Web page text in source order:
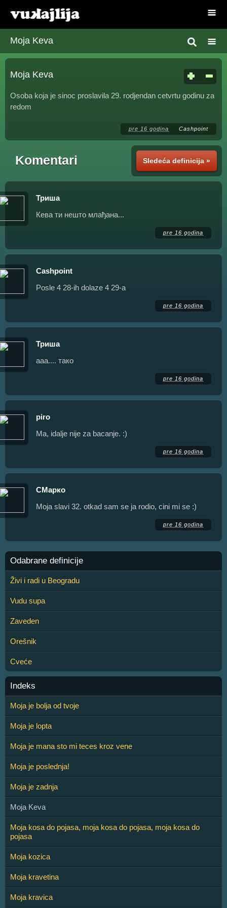
Moja Keva
Moja Keva
Osoba koja je sinoc proslavila 29. rodjendan cetvrtu godinu za
redom
pre 16 godina Cashpoint
Sledeća definicija »
Komentari
Триша
Кева ти нешто млађана...
pre 16 godina
Cashpoint
Posle 4 28-ih dolaze 4 29-a
pre 16 godina
Триша
ааа.... тако
pre 16 godina
piro
Ma, idalje nije za bacanje. :)
pre 16 godina
СМарко
Moja slavi 32. otkad sam se ja rodio, cini mi se :)
pre 16 godina
Odabrane definicije
Živi i radi u Beogradu
Vudu supa
Zaveden
Orešnik
Cveće
Indeks
Moja je bolja od tvoje
Moja je lopta
Moja je mana sto mi teces kroz vene
Moja je poslednja!
Moja je zadnja
Moja Keva
Moja kosa do pojasa, moja kosa do pojasa, moja kosa do
pojasa
Moja kozica
Moja kravetina
Moja kravica